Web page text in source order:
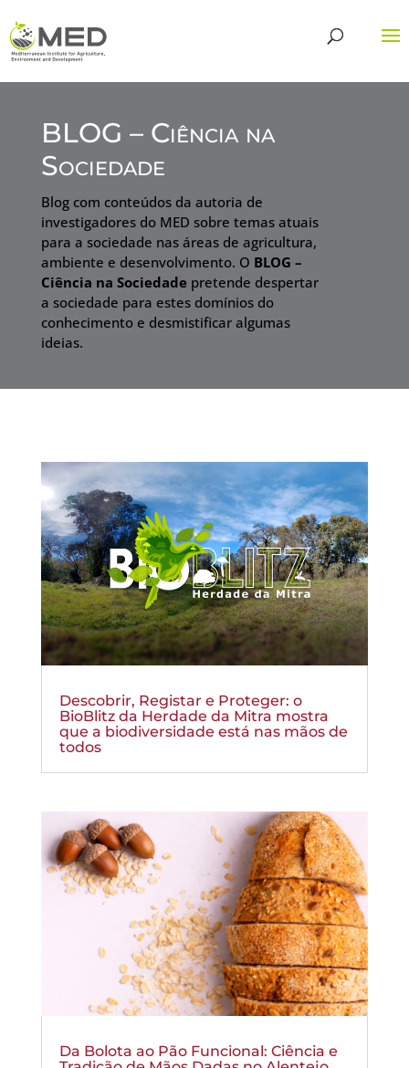
BLOG – Ciência na
Sociedade
Blog com conteúdos da autoria de
investigadores do MED sobre temas atuais
para a sociedade nas áreas de agricultura,
ambiente e desenvolvimento. O BLOG –
Ciência na Sociedadepretende despertar
a sociedade para estes domínios do
conhecimento e desmistificar algumas
ideias.
Descobrir, Registar e Proteger: o
BioBlitz da Herdade da Mitra mostra
que a biodiversidade está nas mãos de
todos
Da Bolota ao Pão Funcional: Ciência e